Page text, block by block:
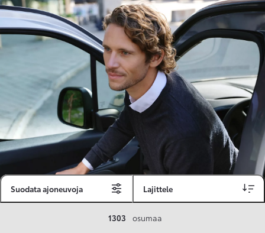
Suodata ajoneuvoja Lajittele
1303 osumaa